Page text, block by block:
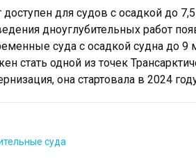
доступен для судов с осадкой до
дноуглубительных работ
суда с осадкой судна до
стать одной из точек
она стартовала в 2024
суда